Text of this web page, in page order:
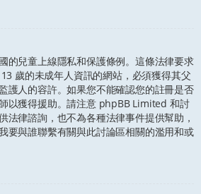
的兒童上線隱私和保護條例。這條法律要求
歲的未成年人資訊的網站，必須獲得其父
護人的容許。如果您不能確認您的註冊是否
以獲得援助。請注意 phpBB Limited 和討
法律諮詢，也不為各種法律事件提供幫助，
要與誰聯繫有關與此討論區相關的濫用和或